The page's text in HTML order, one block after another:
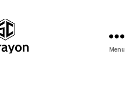
Menu